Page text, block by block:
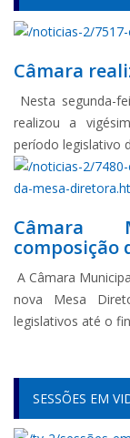
Câmara
Nesta segunda-
realizou a
período legislativo
Câmara
composição
A Câmara
nova Mesa
legislativos até o
SESSÕES EM